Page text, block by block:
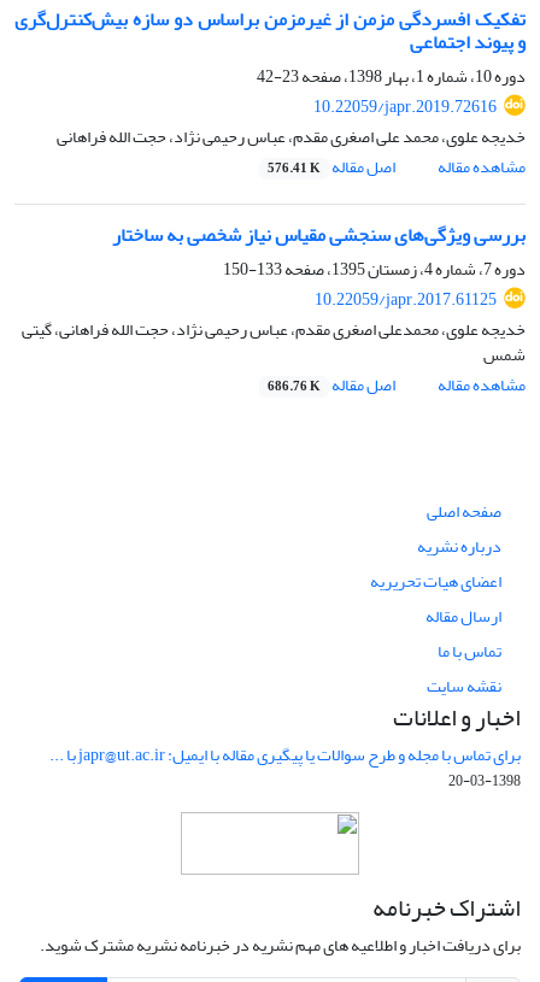
تفکیک افسردگی مزمن از غیرمزمن براساس دو سازه بیش‌کنترل‌گری
و پیوند اجتماعی
دوره 10، شماره 1، بهار 1398، صفحه
23-42
10.22059/japr.2019.72616
خدیجه علوی، محمد علی اصغری مقدم، عباس رحیمی نژاد، حجت الله فراهانی
مشاهده مقاله
اصل مقاله 576.41 K
بررسی ویژگی‌های سنجشی مقیاس نیاز شخصی به ساختار
دوره 7، شماره 4، زمستان 1395، صفحه
133-150
10.22059/japr.2017.61125
خدیجه علوی، محمدعلی اصغری مقدم، عباس رحیمی نژاد، حجت الله فراهانی، گیتی
شمس
مشاهده مقاله
اصل مقاله 686.76 K
صفحه اصلی
درباره نشریه
اعضای هیات تحریریه
ارسال مقاله
تماس با ما
نقشه سایت
اخبار و اعلانات
برای تماس با مجله و طرح سوالات یا پیگیری مقاله با ایمیل: japr@ut.ac.ir با ...
1398-03-20
اشتراک خبرنامه
برای دریافت اخبار و اطلاعیه های مهم نشریه در خبرنامه نشریه مشترک شوید.